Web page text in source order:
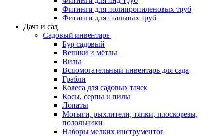
Фитинги для полипропиленовых труб
Фитинги для стальных труб
Дача и сад
Садовый инвентарь
Бур садовый
Веники и мётлы
Вилы
Вспомогательный инвентарь для сада
Грабли
Колеса для садовых тачек
Косы, серпы и пилы
Лопаты
Мотыги, рыхлители, тяпки, плоскорезы,
полольники
Наборы мелких инструментов